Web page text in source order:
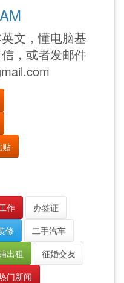
文，懂电脑基
，或者发邮件
贴
作
办签证
修
二手汽车
出租
征婚交友
门新闻